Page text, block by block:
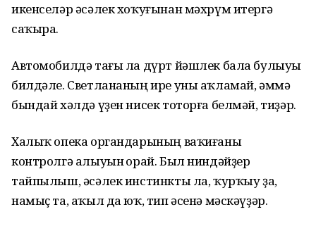
икенселәр әсәлек хоҡуғынан мәхрүм итергә
саҡыра.
Автомобилдә тағы ла дүрт йәшлек бала булыуы
билдәле. Светлананың ире уны аҡламай, әммә
бындай хәлдә үҙен нисек тоторға белмәй, тиҙәр.
Халыҡ опека органдарының ваҡиғаны
контролгә алыуын һорай. Был ниндәйҙер
тайпылыш, әсәлек инстинкты ла, ҡурҡыу ҙа,
намыҫ та, аҡыл да юҡ, тип әсенә мәскәүҙәр.